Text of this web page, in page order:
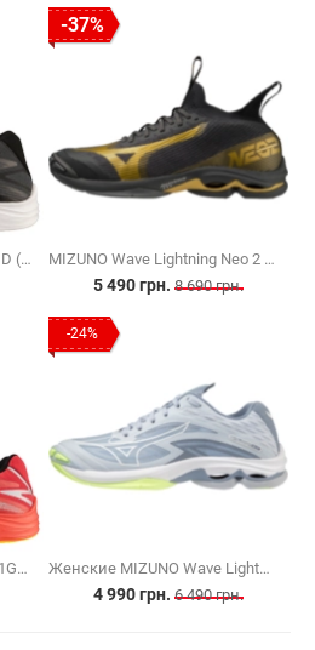
MIZUNO Thunder Blade Z MID (V1GA237552)
-37%
MIZUNO Wave Lightning Neo 2 (V1GA220241)
5 490 грн. 8 690 грн.
MIZUNO Thunder Blade Z (V1GA237002)
-24%
Женские MIZUNO Wave Lightning Z7 (V1GC220002)
4 990 грн. 6 490 грн.